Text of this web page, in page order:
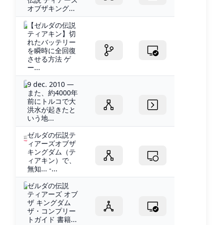
オブザキング...
【ゼルダの伝説
ティアキン】切
れたバッテリー
を瞬時に全回復
させる方法 ゲ
ー...
9 dec. 2010 —
また、約4000年
前にトルコで大
洪水が起きたと
いう地...
ゼルダの伝説テ
ィアーズオブザ
キングダム（テ
ィアキン）で、
無知... -...
ゼルダの伝説
ティアーズ オブ
ザ キングダム
ザ・コンプリー
トガイド 書籍...